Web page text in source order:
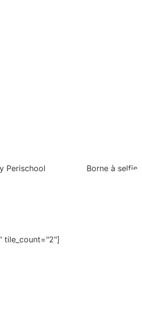
Perischool Borne à selfie
tile_count="2"]